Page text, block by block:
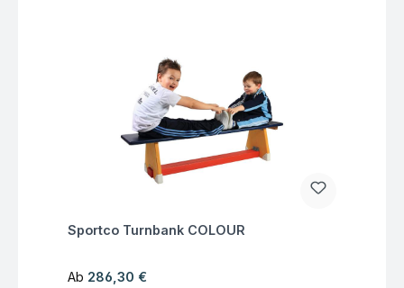
Fragen zum Artikel
Sportco Turnbank COLOUR
Regulärer Preis:
Ab 286,30 €